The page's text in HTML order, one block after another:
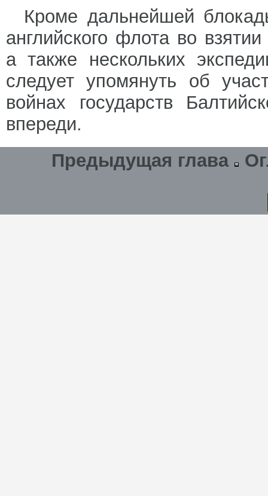
Кроме дальнейшей
английского флота во
а также нескольких
следует упомянуть об
войнах государств
впереди.
Предыдущая глава